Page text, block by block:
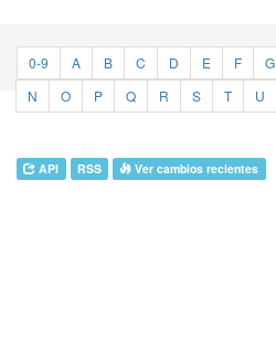
0-9 A B C D E F G
N
O P Q R S T U
API RSS Ver cambios recientes